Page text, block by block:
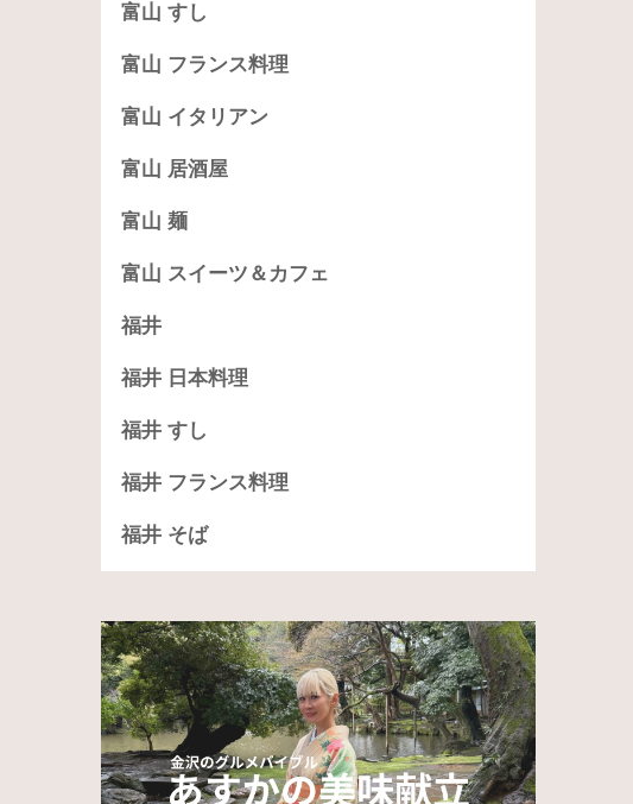
富山 すし
富山 フランス料理
富山 イタリアン
富山 居酒屋
富山 麺
富山 スイーツ＆カフェ
福井
福井 日本料理
福井 すし
福井 フランス料理
福井 そば